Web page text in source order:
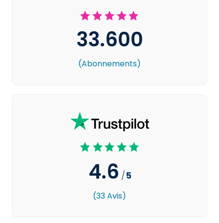
33.600
(Abonnements)
4.6 /5
(33 Avis)